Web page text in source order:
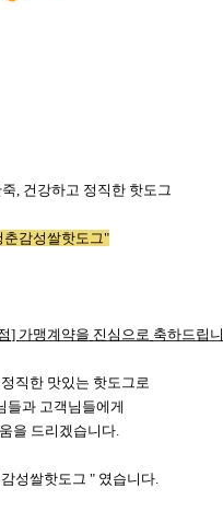
, 건강하고 정직한 핫도그
춘감성쌀핫도그"
] 가맹계약을 진심으로 축하드립
정직한 맛있는 핫도그로
들과 고객님들에게
을 드리겠습니다.
성쌀핫도그 " 였습니다.